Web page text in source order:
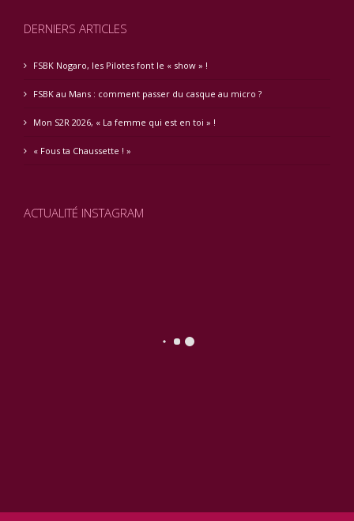
DERNIERS ARTICLES
FSBK Nogaro, les Pilotes font le « show » !
FSBK au Mans : comment passer du casque au micro ?
Mon S2R 2026, « La femme qui est en toi » !
« Fous ta Chaussette ! »
ACTUALITÉ INSTAGRAM